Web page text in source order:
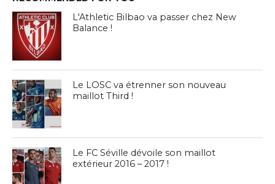
L'Athletic Bilbao va passer chez New
Balance !
Le LOSC va étrenner son nouveau
maillot Third !
Le FC Séville dévoile son maillot
extérieur 2016 – 2017 !